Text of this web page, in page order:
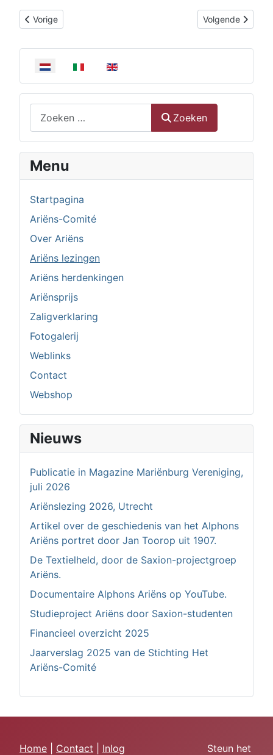
Selecteer de taal
Zoeken
Menu
Startpagina
Ariëns-Comité
Over Ariëns
Ariëns lezingen
Ariëns herdenkingen
Ariënsprijs
Zaligverklaring
Fotogalerij
Weblinks
Contact
Webshop
Nieuws
Publicatie in Magazine Mariënburg Vereniging,
juli 2026
Ariënslezing 2026, Utrecht
Artikel over de geschiedenis van het Alphons
Ariëns portret door Jan Toorop uit 1907.
De Textielheld, door de Saxion-projectgroep
Ariëns.
Documentaire Alphons Ariëns op YouTube.
Studieproject Ariëns door Saxion-studenten
Financieel overzicht 2025
Jaarverslag 2025 van de Stichting Het
Ariëns-Comité
Vorig artikel: Ariënslezing 2024 door Peter Eijkholt
Vorige Volgende artikel:
Volgende
Home Contact Inlog Steun het